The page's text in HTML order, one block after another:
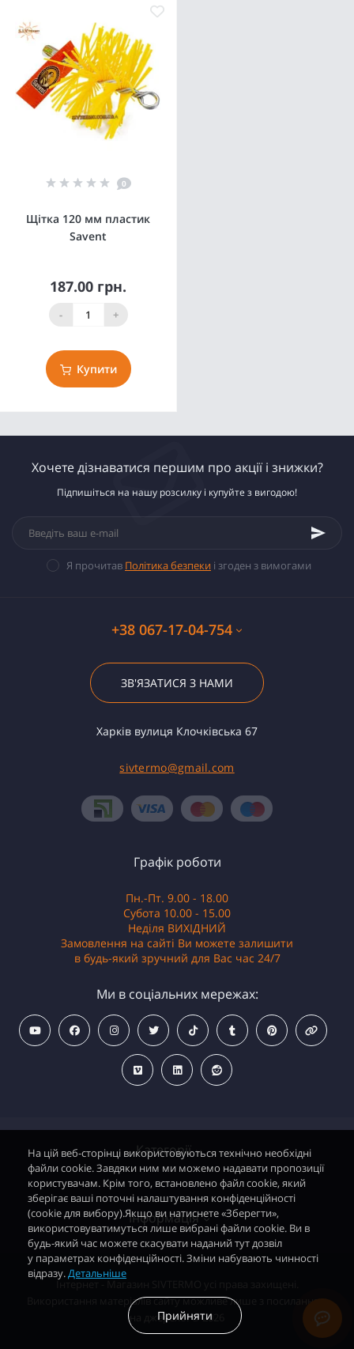
0
Щітка 120 мм пластик
Savent
187.00 грн.
- +
Купити
Хочете дізнаватися першим про акції і знижки?
Підпишіться на нашу розсилку і купуйте з вигодою!
Я прочитав Політика безпеки і згоден з вимогами
+38 067-17-04-754
ЗВ'ЯЗАТИСЯ З НАМИ
Харків вулиця Клочківська 67
sivtermo@gmail.com
Категорії
Водонагрівачі електричні
Димохідні газові колонки
Димохідні газові котли і АОГВ
Радіатори опалення, Тепловентилятори
Запасні частини автоматика EuroSit
Інформація
Зворотній зв’язок
Графік роботи
Пн.-Пт. 9.00 - 18.00
Субота 10.00 - 15.00
Неділя ВИХІДНИЙ
Замовлення на сайті Ви можете залишити
в будь-який зручний для Вас час 24/7
Ми в соціальних мережах:
Інтернет - Магазин SIVTERMO усі права захищені.
Використання матеріалів сайту можливе лише з посиланням
на джерело. © 2026
На цій веб-сторінці використовуються технічно необхідні
файли cookie. Завдяки ним ми можемо надавати пропозиції
користувачам. Крім того, встановлено файл cookie, який
зберігає ваші поточні налаштування конфіденційності
(cookie для вибору).Якщо ви натиснете «Зберегти»,
використовуватимуться лише вибрані файли cookie. Ви в
будь-який час можете скасувати наданий тут дозвіл
у параметрах конфіденційності. Зміни набувають чинності
відразу.Детальніше
Прийняти